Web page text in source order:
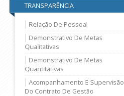
TRANSPARÊNCIA
Relação De Pessoal
Demonstrativo De Metas
Qualitativas
Demonstrativo De Metas
Quantitativas
Acompanhamento E Supervisão
Do Contrato De Gestão